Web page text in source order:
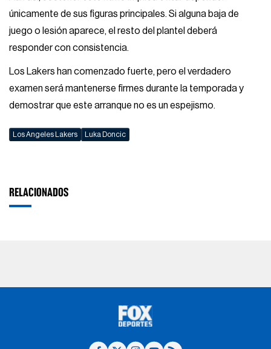
únicamente de sus figuras principales. Si alguna baja de
juego o lesión aparece, el resto del plantel deberá
responder con consistencia.
Los Lakers han comenzado fuerte, pero el verdadero
examen será mantenerse firmes durante la temporada y
demostrar que este arranque no es un espejismo.
Los Angeles Lakers Luka Doncic
RELACIONADOS